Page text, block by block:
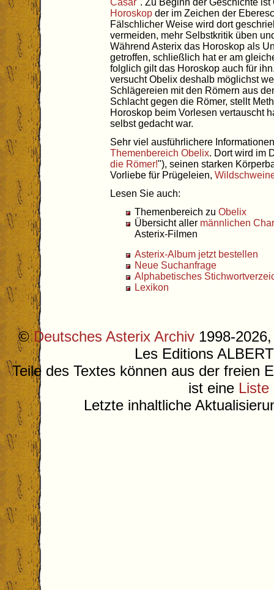
Cäsar". Zu Beginn der Geschichte
Horoskop der im Zeichen der
Fälschlicher Weise wird dort
vermeiden, mehr Selbstkritik üben
Während Asterix das Horoskop als
getroffen, schließlich hat er am
folglich gilt das Horoskop auch für
versucht Obelix deshalb möglichst
Schlägereien mit den Römern aus
Schlacht gegen die Römer, stellt
Horoskop beim Vorlesen vertauscht
selbst gedacht war.
Sehr viel ausführlichere
Themenbereich Obelix. Dort wird im
die Römer!"), seinen starken
Vorliebe für Prügeleien,
Lesen Sie auch:
Themenbereich zu Obelix
Übersicht aller männlichen
Asterix-Filmen
Asterix-Album jetzt bestellen
Neue Suchanfrage
Alphabetisches
Lexikon
©Deutsches Asterix Archiv 1998-
Les Editions
Teile des Textes können aus der freien
ist eine Liste
Letzte inhaltliche